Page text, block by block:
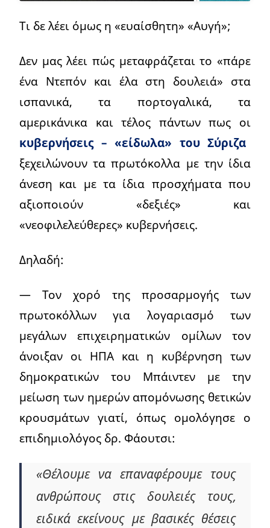
Τι δε λέει όμως η «ευαίσθητη» «Αυγή»;
Δεν μας λέει πώς μεταφράζεται το «πάρε
ένα Ντεπόν και έλα στη δουλειά» στα
ισπανικά, τα πορτογαλικά, τα
αμερικάνικα και τέλος πάντων πως οι
κυβερνήσεις – «είδωλα» του Σύριζα
ξεχειλώνουν τα πρωτόκολλα με την ίδια
άνεση και με τα ίδια προσχήματα που
αξιοποιούν «δεξιές» και
«νεοφιλελεύθερες» κυβερνήσεις.
Δηλαδή:
— Τον χορό της προσαρμογής των
πρωτοκόλλων για λογαριασμό των
μεγάλων επιχειρηματικών ομίλων τον
άνοιξαν οι ΗΠΑ και η κυβέρνηση των
δημοκρατικών του Μπάιντεν με την
μείωση των ημερών απομόνωσης θετικών
κρουσμάτων γιατί, όπως ομολόγησε ο
επιδημιολόγος δρ. Φάουτσι:
«Θέλουμε να επαναφέρουμε τους
ανθρώπους στις δουλειές τους,
ειδικά εκείνους με βασικές θέσεις